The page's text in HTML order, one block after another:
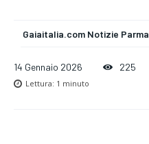
Gaiaitalia.com Notizie Parma
14 Gennaio 2026 225
Lettura: 1 minuto